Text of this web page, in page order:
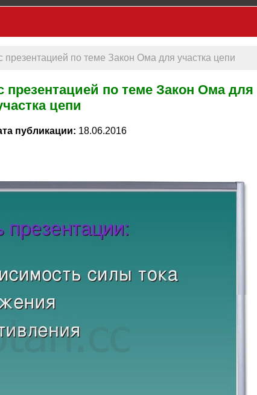
презентацией по теме Закон Ома для участка цепи
презентацией по теме Закон Ома для
цепи
публикации: 18.06.2016